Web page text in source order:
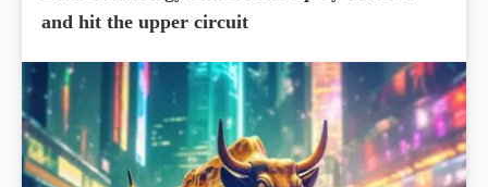
and hit the upper circuit